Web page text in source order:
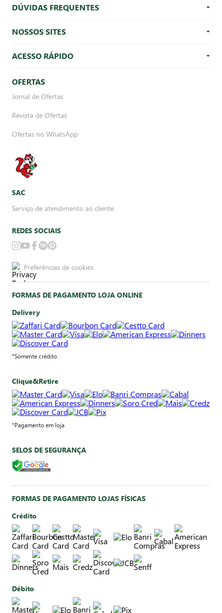
DÚVIDAS FREQUENTES
NOSSOS SITES
ACESSO RÁPIDO
OFERTAS
Jornal de Ofertas
Revista de Ofertas
Ofertas no WhatsApp
SAC
Serviço de atendimento ao cliente
REDES SOCIAIS
Preferências de cookies
FORMAS DE PAGAMENTO LOJA ONLINE
Delivery
*Somente crédito
Clique&Retire
*Pagamento em loja
SELOS DE SEGURANÇA
FORMAS DE PAGAMENTO LOJAS FÍSICAS
Crédito
Débito